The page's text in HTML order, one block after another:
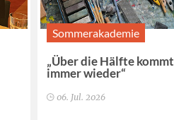
Sommerakademie
„Über die Hälfte kommt
immer wieder“
06. Jul. 2026